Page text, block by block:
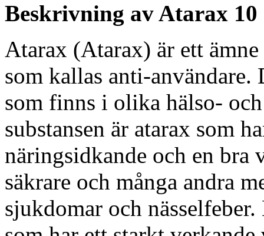
Beskrivning av Atarax 10
Atarax (Atarax) är ett
som kallas anti-användare.
som finns i olika hälso-
substansen är atarax som
näringsidkande och en bra
säkrare och många andra
sjukdomar och